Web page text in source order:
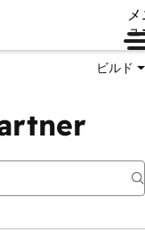
ュ
ビルド